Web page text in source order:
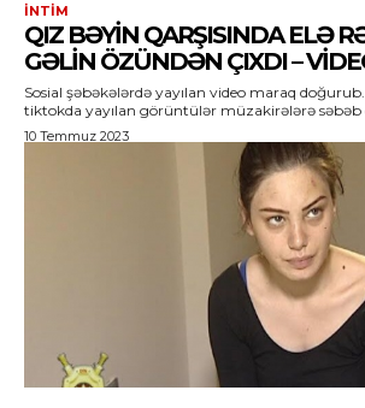
İNTIM
QIZ BƏYIN QARŞISINDA ELƏ
GƏLIN ÖZÜNDƏN ÇIXDI –
Sosial şəbəkələrdə yayılan video maraq doğurub. Bey.Az bildirir ki,
tiktokda yayılan görüntülər müzakirələrə səbəb
10 Temmuz 2023